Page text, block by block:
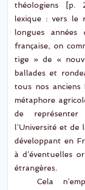
théologiens [p.
lexique : vers le
longues
française, on
tige » de «
ballades et
tous nos anciens
métaphore
de
l’Université et de
développant en
à d’éventuelles
étrangères.
Cela